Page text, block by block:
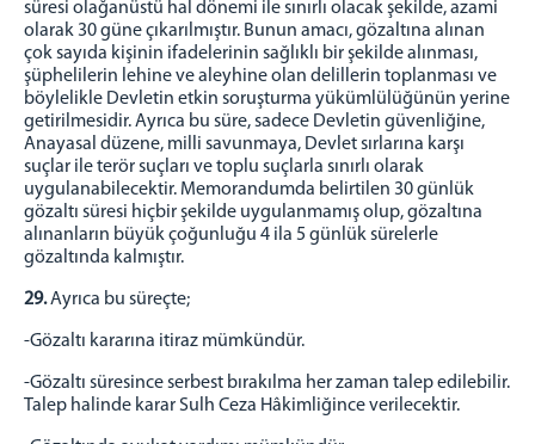
süresi olağanüstü hal dönemi ile sınırlı olacak şekilde, azami
olarak 30 güne çıkarılmıştır. Bunun amacı, gözaltına alınan
çok sayıda kişinin ifadelerinin sağlıklı bir şekilde alınması,
şüphelilerin lehine ve aleyhine olan delillerin toplanması ve
böylelikle Devletin etkin soruşturma yükümlülüğünün yerine
getirilmesidir. Ayrıca bu süre, sadece Devletin güvenliğine,
Anayasal düzene, milli savunmaya, Devlet sırlarına karşı
suçlar ile terör suçları ve toplu suçlarla sınırlı olarak
uygulanabilecektir. Memorandumda belirtilen 30 günlük
gözaltı süresi hiçbir şekilde uygulanmamış olup, gözaltına
alınanların büyük çoğunluğu 4 ila 5 günlük sürelerle
gözaltında kalmıştır.
29.Ayrıca bu süreçte;
-Gözaltı kararına itiraz mümkündür.
-Gözaltı süresince serbest bırakılma her zaman talep edilebilir.
Talep halinde karar Sulh Ceza Hâkimliğince verilecektir.